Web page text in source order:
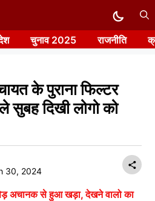
चुनाव 2025 राजनीति
के पुराना फिल्टर
दिखी लोगो को
30, 2024
अचानक से हुआ खड़ा, देखने वालो का